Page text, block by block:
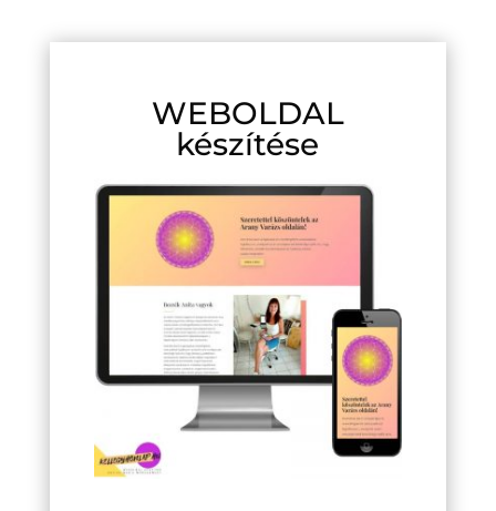
WEBOLDAL
készítése